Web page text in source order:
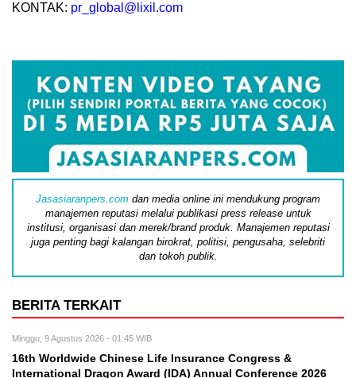
KONTAK: pr_global@lixil.com
Jasasiaranpers.com dan media online ini mendukung program
manajemen reputasi melalui publikasi press release untuk
institusi, organisasi dan merek/brand produk. Manajemen reputasi
juga penting bagi kalangan birokrat, politisi, pengusaha, selebriti
dan tokoh publik.
BERITA TERKAIT
Minggu, 9 Agustus 2026 - 01:45 WIB
16th Worldwide Chinese Life Insurance Congress &
International Dragon Award (IDA) Annual Conference 2026